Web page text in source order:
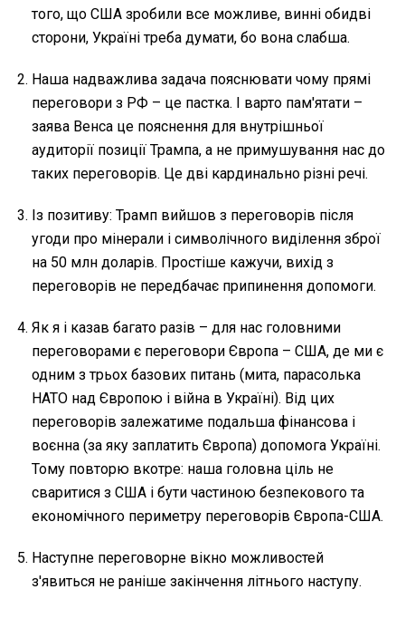
того, що США зробили все можливе, винні обидві
сторони, Україні треба думати, бо вона слабша.
Наша надважлива задача пояснювати чому прямі
переговори з РФ – це пастка. І варто пам'ятати –
заява Венса це пояснення для внутрішньої
аудиторії позиції Трампа, а не примушування нас до
таких переговорів. Це дві кардинально різні речі.
Із позитиву: Трамп вийшов з переговорів після
угоди про мінерали і символічного виділення зброї
на 50 млн доларів. Простіше кажучи, вихід з
переговорів не передбачає припинення допомоги.
Як я і казав багато разів – для нас головними
переговорами є переговори Європа – США, де ми є
одним з трьох базових питань (мита, парасолька
НАТО над Європою і війна в Україні). Від цих
переговорів залежатиме подальша фінансова і
воєнна (за яку заплатить Європа) допомога Україні.
Тому повторю вкотре: наша головна ціль не
сваритися з США і бути частиною безпекового та
економічного периметру переговорів Європа-США.
Наступне переговорне вікно можливостей
з'явиться не раніше закінчення літнього наступу.